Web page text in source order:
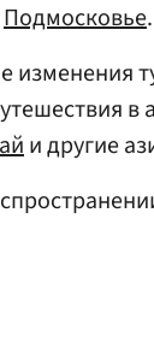
Подмосковье.
изменения
в
и другие